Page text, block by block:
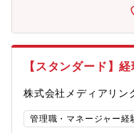
ネージャーの右腕として
考えています。【組織構
す。・ゼネラルマネージ
半/男性)・リーダー(40代
性)※全員が中途入社であ
い職場環境です。【ポジ
ージャーを目指せるキャ
連結決算などの経験が積
われる裁量のあるポジシ
能■月平均残業時間：約
【スタンダード】
株式会社メディアリン
管理職・マネージャー経